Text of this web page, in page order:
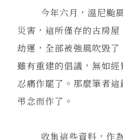
今年六月，溫尼颱風
災害，這所僅存的古房
劫運，全部被強風吹毀了
雖有重建的倡議，無如
忍痛作罷了。那麼筆者
弔念而作了。
收集這些資料，作為